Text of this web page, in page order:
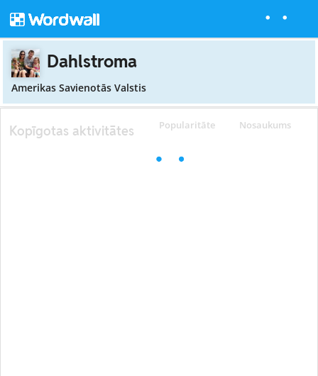
Dahlstroma
Amerikas Savienotās Valstis
Popularitāte Nosaukums
Kopīgotas aktivitātes